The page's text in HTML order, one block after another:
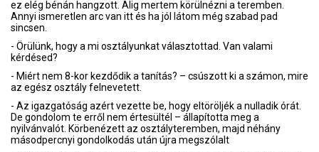
ez elég bénán hangzott. Alig mertem körülnézni a teremben.
Annyi ismeretlen arc van itt és ha jól látom még szabad pad
sincsen.
- Örülünk, hogy a mi osztályunkat választottad. Van valami
kérdésed?
- Miért nem 8-kor kezdődik a tanítás? – csúszott ki a számon, mire
az egész osztály felnevetett.
- Az igazgatóság azért vezette be, hogy eltöröljék a nulladik órát.
De gondolom te erről nem értesültél – állapította meg a
nyilvánvalót. Körbenézett az osztályteremben, majd néhány
másodpercnyi gondolkodás után újra megszólalt